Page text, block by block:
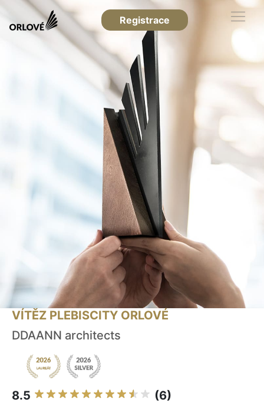
Registrace
VÍTĚZ PLEBISCITY ORLOVÉ
DDAANN architects
8.5 (6)